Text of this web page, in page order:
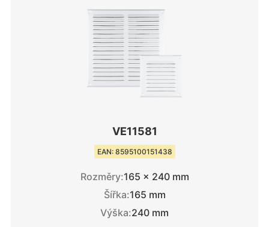
VE11581
EAN: 8595100151438
Rozměry:165 × 240 mm
Šířka:165 mm
Výška:240 mm